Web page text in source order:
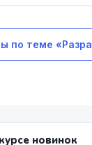
по теме
новинок